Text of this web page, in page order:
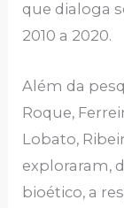
que dialoga
2010 a 2020.
Além da
Roque,
Lobato,
exploraram,
bioético, a